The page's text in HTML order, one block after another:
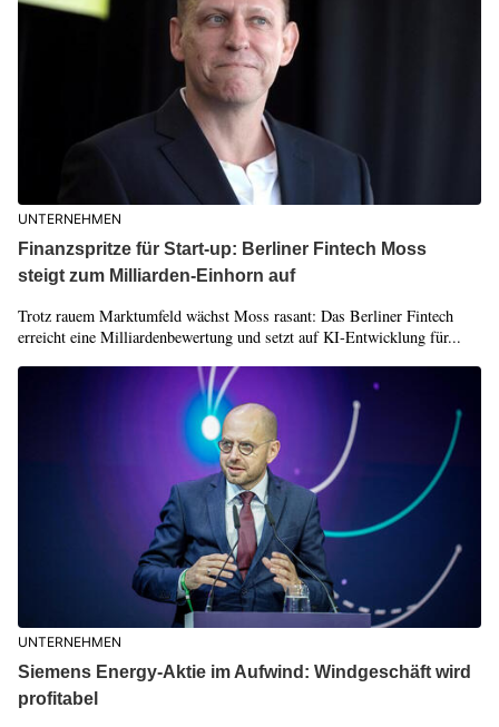
UNTERNEHMEN
Finanzspritze für Start-up: Berliner Fintech Moss
steigt zum Milliarden-Einhorn auf
Trotz rauem Marktumfeld wächst Moss rasant: Das Berliner Fintech
erreicht eine Milliardenbewertung und setzt auf KI-Entwicklung für...
UNTERNEHMEN
Siemens Energy-Aktie im Aufwind: Windgeschäft wird
profitabel